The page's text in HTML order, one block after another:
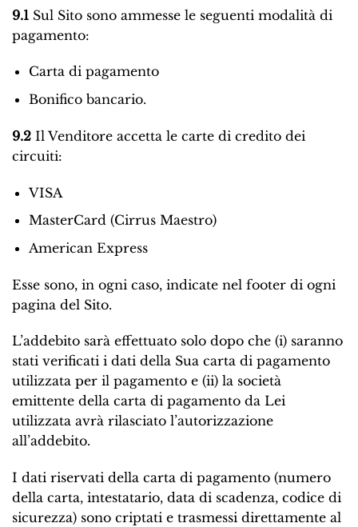
9.1 Sul Sito sono ammesse le seguenti modalità di
pagamento:
Carta di pagamento
Bonifico bancario.
9.2 Il Venditore accetta le carte di credito dei
circuiti:
VISA
MasterCard (Cirrus Maestro)
American Express
Esse sono, in ogni caso, indicate nel footer di ogni
pagina del Sito.
L’addebito sarà effettuato solo dopo che (i) saranno
stati verificati i dati della Sua carta di pagamento
utilizzata per il pagamento e (ii) la società
emittente della carta di pagamento da Lei
utilizzata avrà rilasciato l’autorizzazione
all’addebito.
I dati riservati della carta di pagamento (numero
della carta, intestatario, data di scadenza, codice di
sicurezza) sono criptati e trasmessi direttamente al